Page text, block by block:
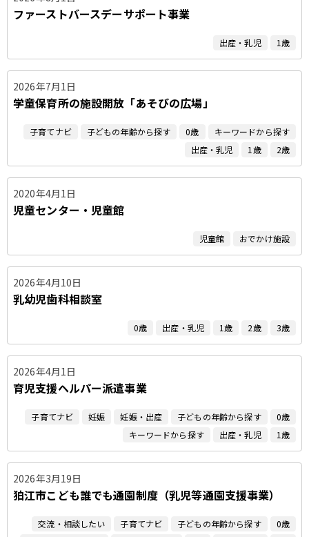
ファーストバースデーサポート事業
出産・乳児 1歳
2026年7月1日
学童保育所の施設開放「あそびの広場」
子育てナビ 子どもの年齢から探す 0歳
キーワードから探す
出産・乳児
1歳 2歳
2020年4月1日
児童センター・児童館
児童館 おでかけ施設
2026年4月10日
乳幼児歯科相談室
0歳 出産・乳児 1歳 2歳 3歳
2026年4月1日
育児支援ヘルパー派遣事業
子育てナビ 妊娠 妊娠・出産 子どもの年齢から探す
0歳
キーワードから探す
出産・乳児 1歳
2026年3月19日
狛江市こども誰でも通園制度（乳児等通園支援事業）
交流・相談したい 子育てナビ 子どもの年齢から探す
0歳